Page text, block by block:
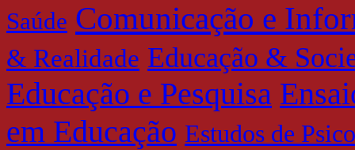
Saúde Comunicação e
& Realidade Educação &
Educação e Pesquisa
em Educação Estudos de